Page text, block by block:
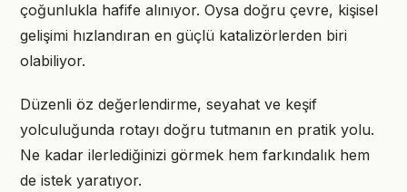
çoğunlukla hafife alınıyor. Oysa doğru çevre, kişisel
gelişimi hızlandıran en güçlü katalizörlerden biri
olabiliyor.
Düzenli öz değerlendirme, seyahat ve keşif
yolculuğunda rotayı doğru tutmanın en pratik yolu.
Ne kadar ilerlediğinizi görmek hem farkındalık hem
de istek yaratıyor.